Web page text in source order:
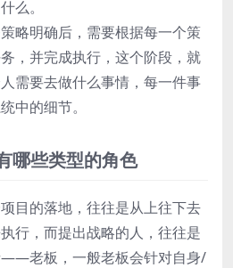
么。
略明确后，需要根据每一个策
，并完成执行，这个阶段，就
需要去做什么事情，每一件事
中的细节。
哪些类型的角色
目的落地，往往是从上往下去
行，而提出战略的人，往往是
——老板，一般老板会针对自身/